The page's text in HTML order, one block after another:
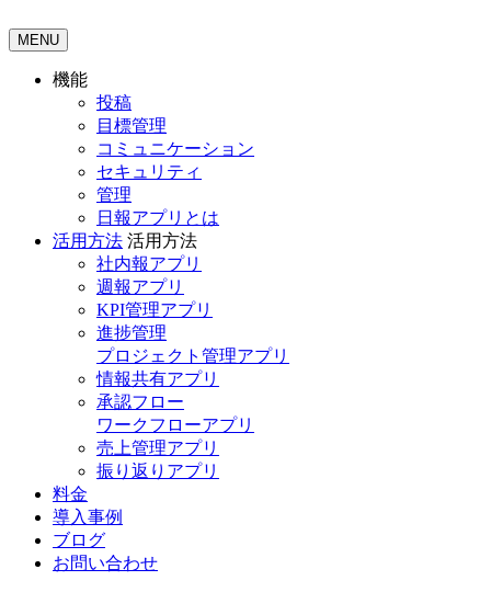
MENU
機能
投稿
目標管理
コミュニケーション
セキュリティ
管理
日報アプリとは
活用方法 活用方法
社内報アプリ
週報アプリ
KPI管理アプリ
進捗管理
プロジェクト管理アプリ
情報共有アプリ
承認フロー
ワークフローアプリ
売上管理アプリ
振り返りアプリ
料金
導入事例
ブログ
お問い合わせ